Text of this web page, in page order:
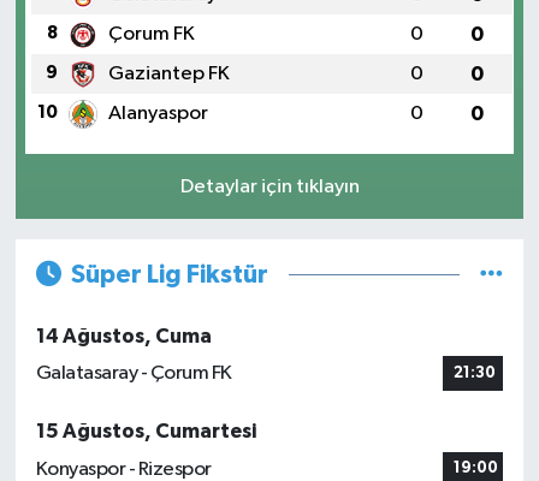
8 Çorum FK 0 0
9 Gaziantep FK 0 0
10 Alanyaspor 0 0
Detaylar için tıklayın
Süper Lig Fikstür
14 Ağustos, Cuma
Galatasaray - Çorum FK
21:30
15 Ağustos, Cumartesi
Konyaspor - Rizespor
19:00